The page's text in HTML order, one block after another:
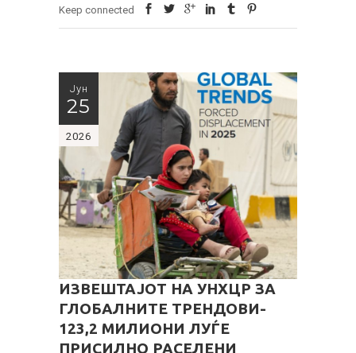
Keep connected
Јун
25
2026
ИЗВЕШТАЈОТ НА УНХЦР ЗА
ГЛОБАЛНИТЕ ТРЕНДОВИ-
123,2 МИЛИОНИ ЛУЃЕ
ПРИСИЛНО РАСЕЛЕНИ